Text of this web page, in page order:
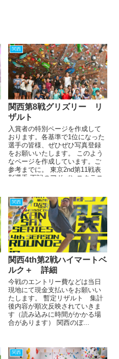
関西
関西第8戦グリズリー リ
ザルト
入賞者の特別ページを作成して
おります。各基準で1位になった
選手の皆様、ぜひぜひ写真登録
をお願いいたします。 このよう
なページを作成しています。ご
参考までに。 東京2nd第11戦表
彰選手 下記のアドバンスクラス
関西
関西4th第2戦ハイマートベ
ルク＋ 詳細
今戦のエントリー費などは当日
現地にて現金支払いをお願いい
たします。 暫定リザルト 集計
後内容が順次反映されていきま
す（読み込みに時間がかかる場
合があります） 関西のぼ...
関西